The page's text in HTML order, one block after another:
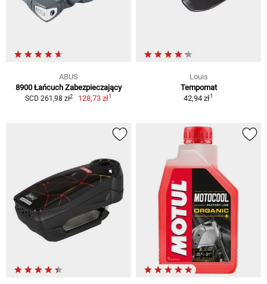
ABUS
8900 Łańcuch Zabezpieczający
SCD 261,98 zł2 128,73 zł1
Louis
Tempomat
42,94 zł1